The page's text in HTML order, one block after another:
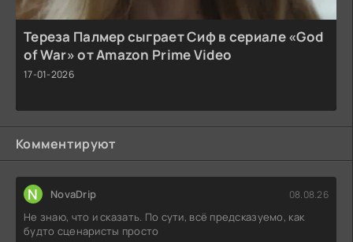
Тереза Палмер сыграет Сиф в сериале «God
of War» от Amazon Prime Video
17-01-2026
Комментируют
N NovaDrip 08.08.26
Не знаю, что и сказать. По сути, всё предсказуемо, как
будто сценаристы просто